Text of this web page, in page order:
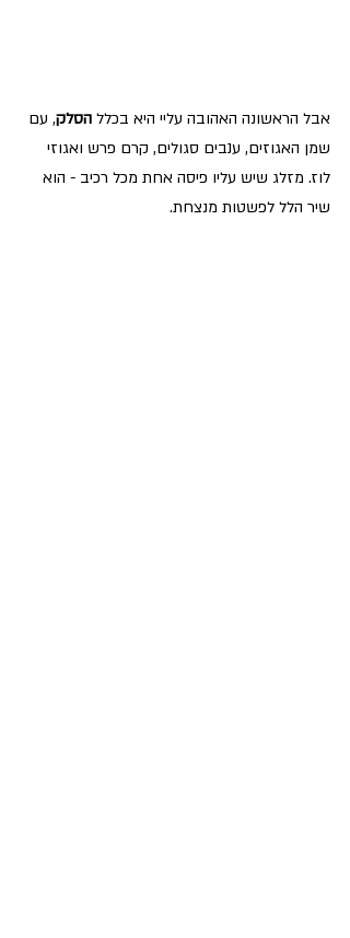
אבל הראשונה האהובה עליי היא בכלל הסלק, עם
שמן האגוזים, ענבים סגולים, קרם פרש ואגוזי
לוז. מזלג שיש עליו פיסה אחת מכל רכיב - הוא
שיר הלל לפשטות מנצחת.